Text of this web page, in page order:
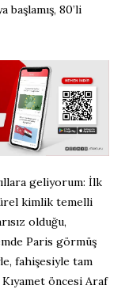
başlamış, 80’li
geliyorum: İlk
kimlik temelli
olduğu,
Paris görmüş
fahişesiyle tam
öncesi Araf